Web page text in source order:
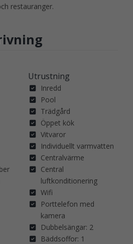
restauranger.
Utrustning
Inredd
Pool
Trädgård
Öppet kök
Vitvaror
Individuellt varmvatten
Centralvärme
Central
luftkonditionering
Wifi
Porttelefon med
kamera
Dubbelsängar: 2
Bäddsoffor: 1